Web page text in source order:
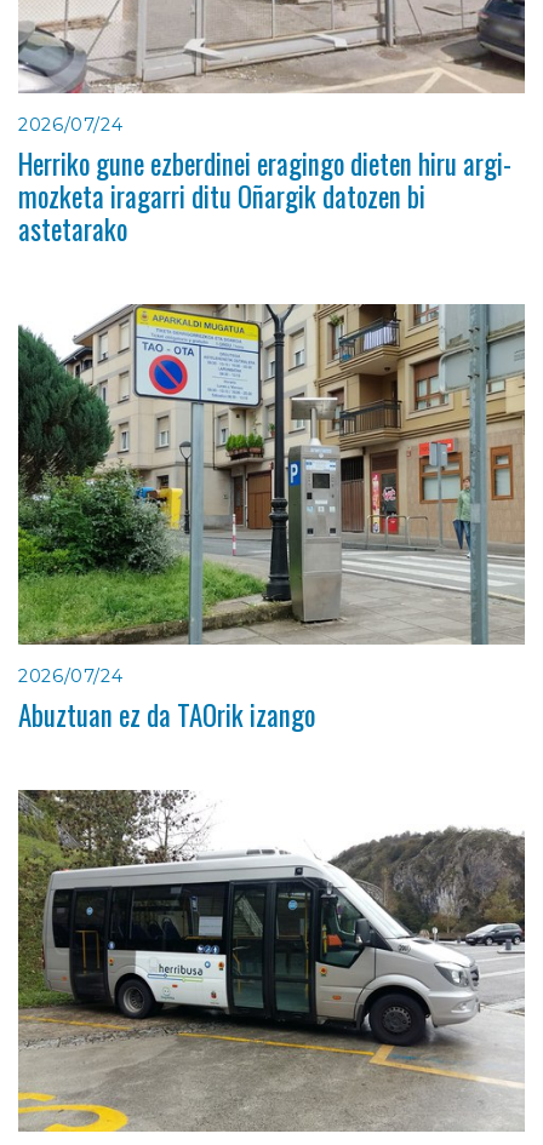
2026/07/24
Herriko gune ezberdinei eragingo dieten hiru argi-
mozketa iragarri ditu Oñargik datozen bi
astetarako
2026/07/24
Abuztuan ez da TAOrik izango